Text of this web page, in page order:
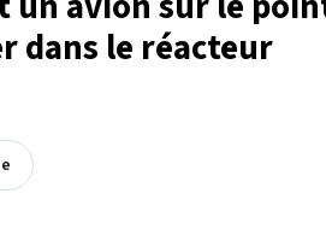
dans le réacteur